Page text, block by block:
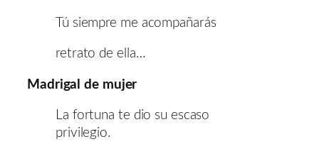
Tú siempre me acompañarás
retrato de ella…
Madrigal de mujer
La fortuna te dio su escaso
privilegio.